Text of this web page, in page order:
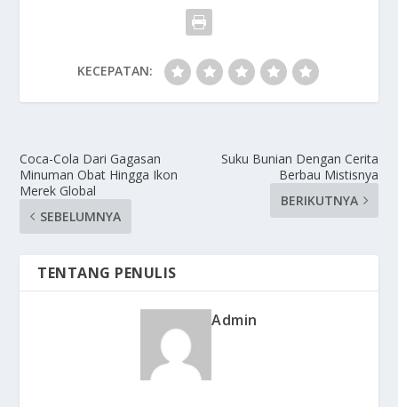
KECEPATAN:
Coca-Cola Dari Gagasan
Minuman Obat Hingga Ikon
Merek Global
SEBELUMNYA
Suku Bunian Dengan Cerita
Berbau Mistisnya
BERIKUTNYA
TENTANG PENULIS
Admin